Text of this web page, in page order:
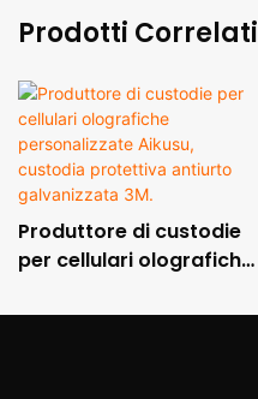
Prodotti Correlati
Produttore di custodie
per cellulari olografiche
custodia protettiva